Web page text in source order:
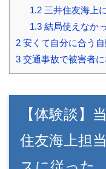
1.2三井住友海上
1.3結局使えなか
2 安くて自分に合う
3 交通事故で被害者に
【体験談】
住友海上担